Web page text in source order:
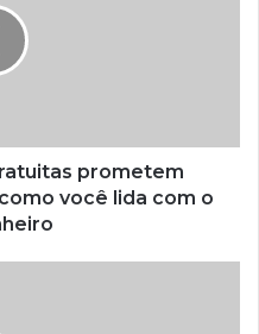
prometem
você lida com o